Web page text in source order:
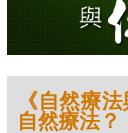
《自然療
自然療法？